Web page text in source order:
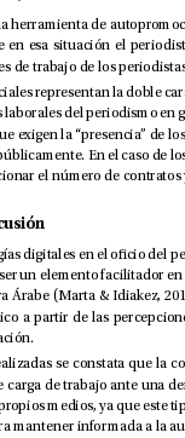
4. Conclusiones y discusión
impacto de esta consolidación.